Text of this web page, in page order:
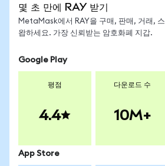
몇 초 만에 RAY 받기
MetaMask에서 RAY을 구매, 판매, 거래, 스
왑하세요. 가장 신뢰받는 암호화폐 지갑.
Google Play
평점
4.4
다운로드 수
10M+
App Store